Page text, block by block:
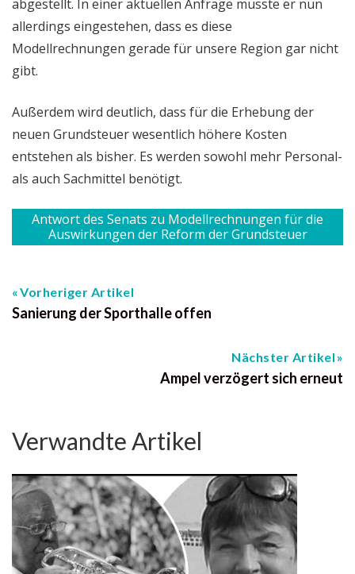
abgestellt. In einer aktuellen Anfrage musste er nun
allerdings eingestehen, dass es diese
Modellrechnungen gerade für unsere Region gar nicht
gibt.
Außerdem wird deutlich, dass für die Erhebung der
neuen Grundsteuer wesentlich höhere Kosten
entstehen als bisher. Es werden sowohl mehr Personal-
als auch Sachmittel benötigt.
Antwort des Senats zu Modellrechnungen für die
Auswirkungen der Reform der Grundsteuer
Vorheriger Artikel
Sanierung der Sporthalle offen
Nächster Artikel
Ampel verzögert sich erneut
Verwandte Artikel